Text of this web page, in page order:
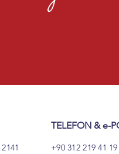
TELEFON & e-
+90 312 219 41 19